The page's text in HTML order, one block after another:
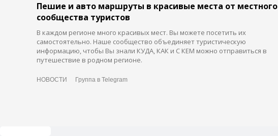
Пешие и авто маршруты в красивые места от местного
сообщества туристов
В каждом регионе много красивых мест. Вы можете посетить их
самостоятельно. Наше сообщество объединяет туристическую
информацию, чтобы Вы знали КУДА, КАК и С КЕМ можно отправиться в
путешествие в родном регионе.
НОВОСТИ Группа в Telegram